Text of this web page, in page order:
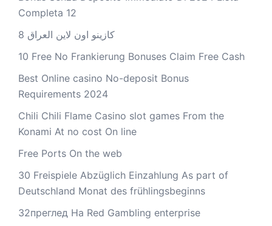
Completa 12
كازينو اون لاين العراق 8
10 Free No Frankierung Bonuses Claim Free Cash
Best Online casino No-deposit Bonus
Requirements 2024
Chili Chili Flame Casino slot games From the
Konami At no cost On line
Free Ports On the web
30 Freispiele Abzüglich Einzahlung As part of
Deutschland Monat des frühlingsbeginns
32преглед На Red Gambling enterprise